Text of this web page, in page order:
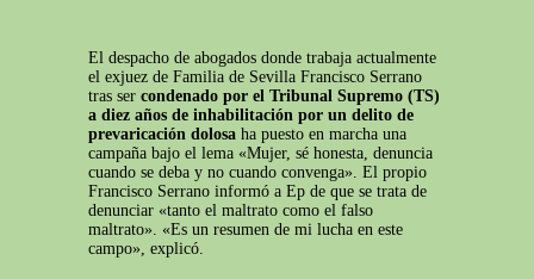
El despacho de abogados donde trabaja actualmente
el exjuez de Familia de Sevilla Francisco Serrano
tras ser condenado por el Tribunal Supremo (TS)
a diez años de inhabilitación por un delito de
prevaricación dolosa ha puesto en marcha una
campaña bajo el lema «Mujer, sé honesta, denuncia
cuando se deba y no cuando convenga». El propio
Francisco Serrano informó a Ep de que se trata de
denunciar «tanto el maltrato como el falso
maltrato». «Es un resumen de mi lucha en este
campo», explicó.